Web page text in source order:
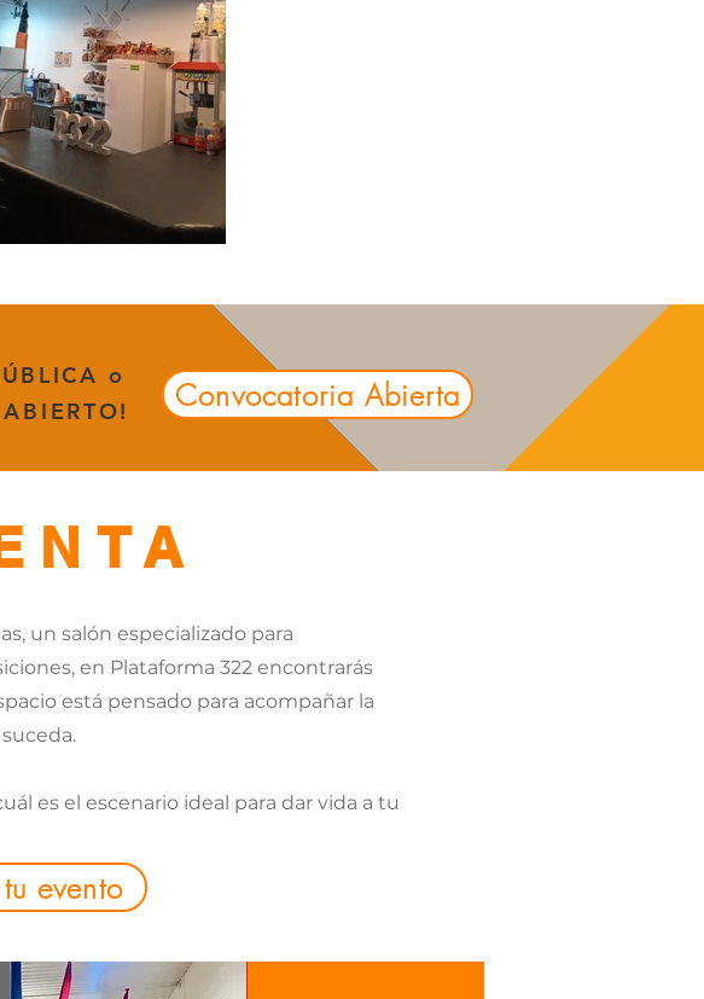
o
Convocatoria Abierta
un salón especializado para
en Plataforma 322 encontrarás
está pensado para acompañar la
es el escenario ideal para dar vida a tu
evento